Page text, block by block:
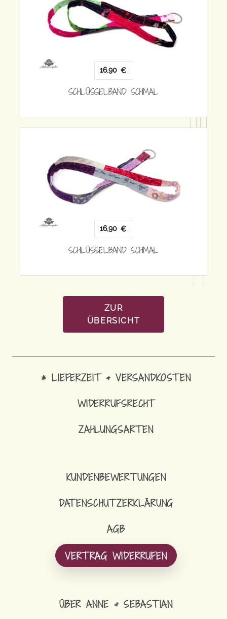
SCHLÜSSELBAND SCHMAL
SCHLÜSSELBAND SCHMAL
SCHLÜSSELBAND SCHMAL
ZUR
ÜBERSICHT
* LIEFERZEIT & VERSANDKOSTEN
WIDERRUFSRECHT
ZAHLUNGSARTEN
KUNDENBEWERTUNGEN
DATENSCHUTZERKLÄRUNG
AGB
VERTRAG WIDERRUFEN
ÜBER ANNE & SEBASTIAN